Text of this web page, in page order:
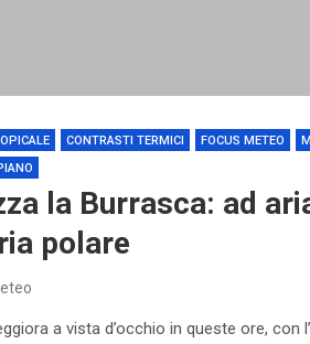
CONTRASTI TERMICI FOCUS METEO
la Burrasca: ad
polare
a vista d’occhio in queste ore, con